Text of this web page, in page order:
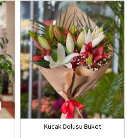
Kucak Dolusu Buket